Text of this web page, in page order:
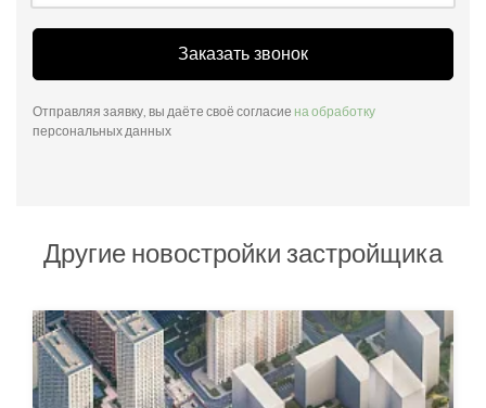
Заказать звонок
Отправляя заявку, вы даёте своё согласие на обработку
персональных данных
Другие новостройки застройщика